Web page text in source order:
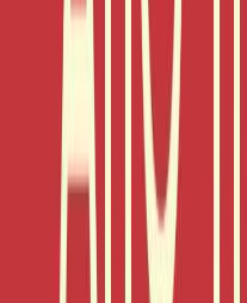
εκβιασμούς τις ισχνές
ελάχιστο τα μέτρα ασφάλειας
ταπεινώσουν με κάθε τρόπο
που στο νησί θα φτάσει ο
Κωνσταντής και οι
απαιτώντας τις ζωές τους
Περσέας, τρελός από έρωτα
μεγάλου Αφεντικού,
αναβιώσει τον μύθο της